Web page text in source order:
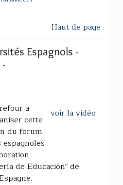
Haut de page
Espagnols -
voir la vidéo
a
cette
du forum
de Educación" de